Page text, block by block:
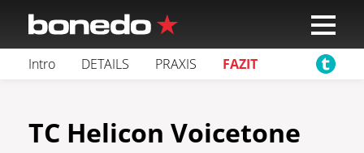
Intro DETAILS PRAXIS FAZIT
TC Helicon Voicetone